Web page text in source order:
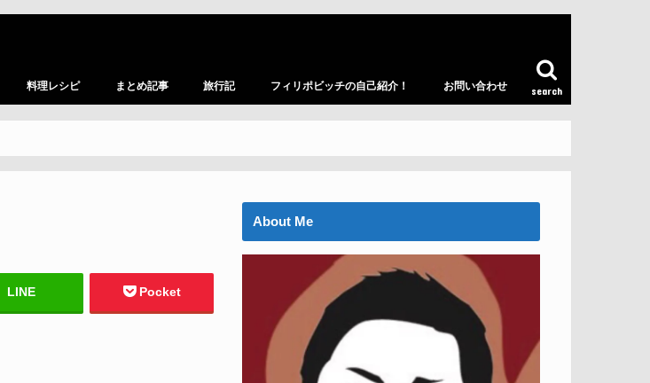
search
料理レシピ まとめ記事 旅行記 フィリポビッチの自己紹介！ お問い合わせ
LINE Pocket
About Me